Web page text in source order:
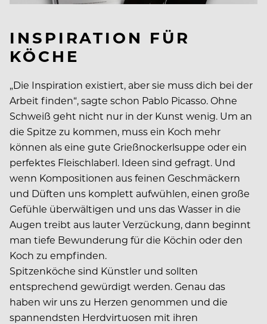
INSPIRATION FÜR
KÖCHE
„Die Inspiration existiert, aber sie muss dich bei der
Arbeit finden“, sagte schon Pablo Picasso. Ohne
Schweiß geht nicht nur in der Kunst wenig. Um an
die Spitze zu kommen, muss ein Koch mehr
können als eine gute Grießnockerlsuppe oder ein
perfektes Fleischlaberl. Ideen sind gefragt. Und
wenn Kompositionen aus feinen Geschmäckern
und Düften uns komplett aufwühlen, einen große
Gefühle überwältigen und uns das Wasser in die
Augen treibt aus lauter Verzückung, dann beginnt
man tiefe Bewunderung für die Köchin oder den
Koch zu empfinden.
Spitzenköche sind Künstler und sollten
entsprechend gewürdigt werden. Genau das
haben wir uns zu Herzen genommen und die
spannendsten Herdvirtuosen mit ihren